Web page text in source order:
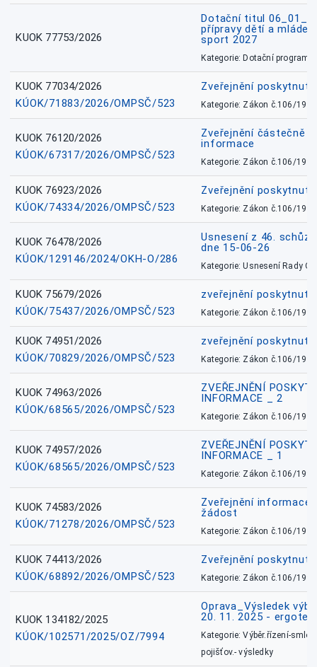
KUOK 77753/2026
Dotační titul
přípravy dětí a
sport 2027
Kategorie: Dotační
KUOK 77034/2026
KÚOK/71883/2026/OMPSČ/523
Zveřejnění
Kategorie: Zákon č.106/1999
KUOK 76120/2026
KÚOK/67317/2026/OMPSČ/523
Zveřejnění částečně
informace
Kategorie: Zákon č.106/1999
KUOK 76923/2026
KÚOK/74334/2026/OMPSČ/523
Zveřejnění
Kategorie: Zákon č.106/1999
KUOK 76478/2026
KÚOK/129146/2024/OKH-O/286
Usnesení z 46.
dne 15-06-26
Kategorie: Usnesení Rady
KUOK 75679/2026
KÚOK/75437/2026/OMPSČ/523
zveřejnění
Kategorie: Zákon č.106/1999
KUOK 74951/2026
KÚOK/70829/2026/OMPSČ/523
zveřejnění
Kategorie: Zákon č.106/1999
KUOK 74963/2026
KÚOK/68565/2026/OMPSČ/523
ZVEŘEJNĚNÍ
INFORMACE _ 2
Kategorie: Zákon č.106/1999
KUOK 74957/2026
KÚOK/68565/2026/OMPSČ/523
ZVEŘEJNĚNÍ
INFORMACE _ 1
Kategorie: Zákon č.106/1999
KUOK 74583/2026
KÚOK/71278/2026/OMPSČ/523
Zveřejnění informace
žádost
Kategorie: Zákon č.106/1999
KUOK 74413/2026
KÚOK/68892/2026/OMPSČ/523
Zveřejnění
Kategorie: Zákon č.106/1999
KUOK 134182/2025
KÚOK/102571/2025/OZ/7994
Oprava_Výsledek
20. 11. 2025 -
Kategorie: Výběr.řízení-
pojišťov.- výsledky